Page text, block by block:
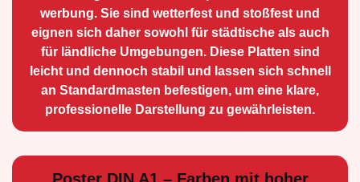
werbung. Sie sind wetterfest und stoßfest und
eignen sich daher sowohl für städtische als auch
für ländliche Umge­bungen. Diese Platten sind
leicht und dennoch stabil und lassen sich schnell
an Standard­masten befestigen, um eine klare,
professionelle Darstellung zu gewährleisten.